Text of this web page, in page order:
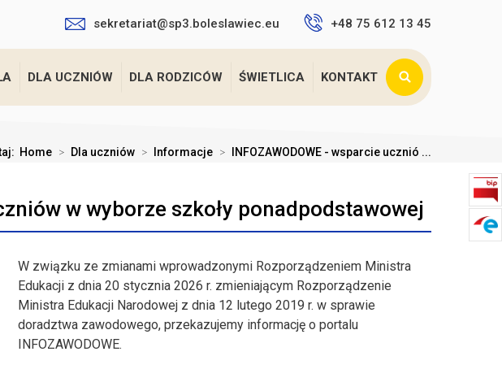
sekretariat@sp3.boleslawiec.eu +48 75 612 13 45
DLA UCZNIÓW DLA RODZICÓW ŚWIETLICA KONTAKT
Home > Dla uczniów > Informacje > INFOZAWODOWE - wsparcie ucznió ...
w wyborze szkoły ponadpodstawowej
W związku ze zmianami wprowadzonymi Rozporządzeniem Ministra
Edukacji z dnia 20 stycznia 2026 r. zmieniającym Rozporządzenie
Ministra Edukacji Narodowej z dnia 12 lutego 2019 r. w sprawie
doradztwa zawodowego, przekazujemy informację o portalu
INFOZAWODOWE.